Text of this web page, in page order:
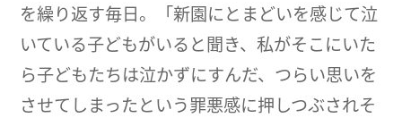
を繰り返す毎日。「新園にとまどいを感じて泣
いている子どもがいると聞き、私がそこにいた
ら子どもたちは泣かずにすんだ、つらい思いを
させてしまったという罪悪感に押しつぶされそ